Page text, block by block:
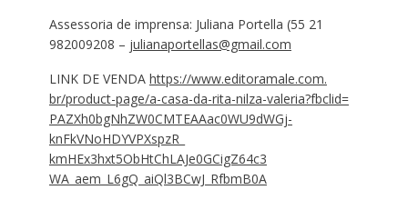
Assessoria de imprensa: Juliana Portella (55 21
982009208 – julianaportellas@gmail.com
LINK DE VENDA https://www.editoramale.com.
br/product-page/a-casa-da-rita-nilza-valeria?fbclid=
PAZXh0bgNhZW0CMTEAAac0WU9dWGj-
knFkVNoHDYVPXspzR_
kmHEx3hxt5ObHtChLAJe0GCigZ64c3
WA_aem_L6gQ_aiQl3BCwJ_RfbmB0A